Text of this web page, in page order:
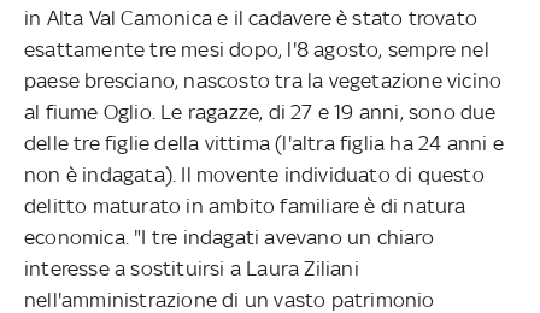
in Alta Val Camonica e il cadavere è stato trovato
esattamente tre mesi dopo, l'8 agosto, sempre nel
paese bresciano, nascosto tra la vegetazione vicino
al fiume Oglio. Le ragazze, di 27 e 19 anni, sono due
delle tre figlie della vittima (l'altra figlia ha 24 anni e
non è indagata). Il movente individuato di questo
delitto maturato in ambito familiare è di natura
economica. "I tre indagati avevano un chiaro
interesse a sostituirsi a Laura Ziliani
nell'amministrazione di un vasto patrimonio